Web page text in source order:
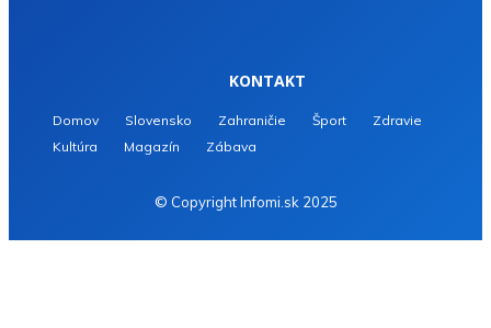
KONTAKT
Domov Slovensko Zahraničie Šport
Zdravie
Kultúra
Magazín Zábava
© Copyright Infomi.sk 2025